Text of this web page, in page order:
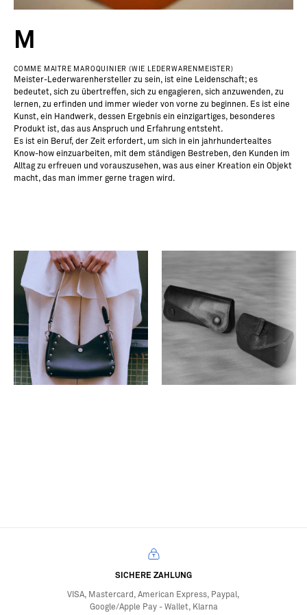
M
COMME MAITRE MAROQUINIER (WIE LEDERWARENMEISTER)
Meister-Lederwarenhersteller zu sein, ist eine Leidenschaft; es
bedeutet, sich zu übertreffen, sich zu engagieren, sich anzuwenden, zu
lernen, zu erfinden und immer wieder von vorne zu beginnen. Es ist eine
Kunst, ein Handwerk, dessen Ergebnis ein einzigartiges, besonderes
Produkt ist, das aus Anspruch und Erfahrung entsteht.
Es ist ein Beruf, der Zeit erfordert, um sich in ein jahrhundertealtes
Know-how einzuarbeiten, mit dem ständigen Bestreben, den Kunden im
Alltag zu erfreuen und vorauszusehen, was aus einer Kreation ein Objekt
macht, das man immer gerne tragen wird.
SICHERE ZAHLUNG
VISA, Mastercard, American Express, Paypal,
Google/Apple Pay - Wallet, Klarna